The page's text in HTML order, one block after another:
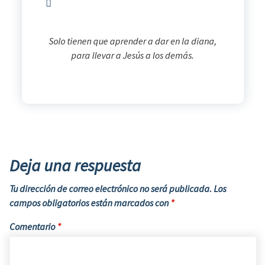
Solo tienen que aprender a dar en la diana,
para llevar a Jesús a los demás.
Deja una respuesta
Tu dirección de correo electrónico no será publicada. Los
campos obligatorios están marcados con *
Comentario *